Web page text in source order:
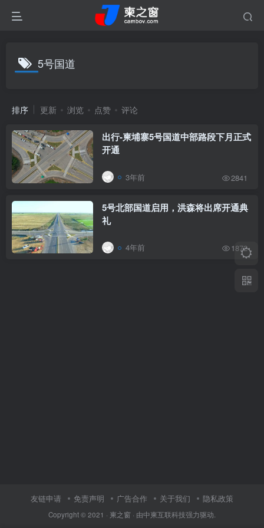
5号国道
排序 更新 浏览 点赞 评论
出行-柬埔寨5号国道中部路段下月正式
开通
3年前 2841
5号北部国道启用，洪森将出席开通典
礼
4年前 1872
友链申请 免责声明 广告合作 关于我们 隐私政策
Copyright © 2021 · 柬之窗 · 由中柬互联科技强力驱动.